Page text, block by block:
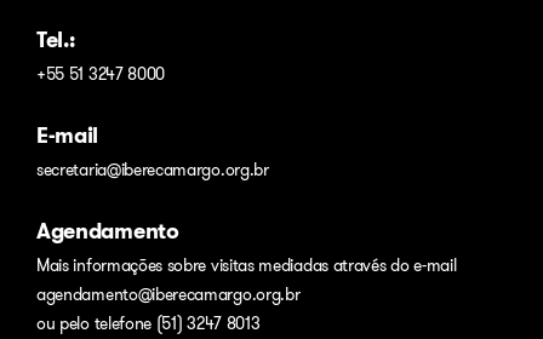
Tel.:
+55 51 3247 8000
E-mail
secretaria@iberecamargo.org.br
Agendamento
Mais informações sobre visitas mediadas através do e-mail
agendamento@iberecamargo.org.br
ou pelo telefone (51) 3247 8013